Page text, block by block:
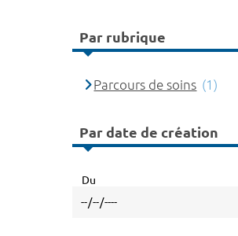
Par rubrique
Parcours de soins (1)
Par date de création
Du